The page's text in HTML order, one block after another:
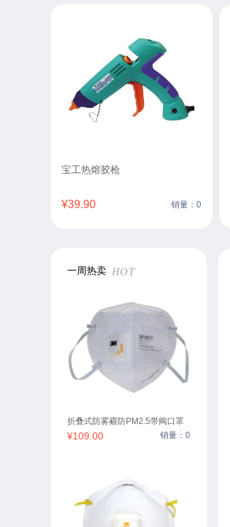
宝工热熔胶枪
¥39.90 销量：0
一周热卖
折叠式防雾霾防PM2.5带阀口罩
¥109.00 销量：0